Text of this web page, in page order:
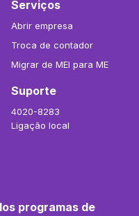
Serviços
Abrir empresa
Troca de contador
Migrar de MEI para ME
Suporte
4020-8283
Ligação local
programas de